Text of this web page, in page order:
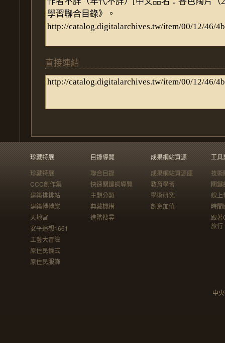
直接連結
珍藏特展
珍藏特展
CCC創作集
建築排排站
建築轉轉樂
天地宮
安平追想1661
工藝大冒險
原住民儀式
原住民服飾
目錄導覽
聯合目錄
快速關鍵詞導覽
主題分類
典藏機構
進階搜尋
成果網站資源
成果網站資源庫
教育學習
學術研究
創意加值
工具
技術
關鍵
線上
時間
跟
旅行
中